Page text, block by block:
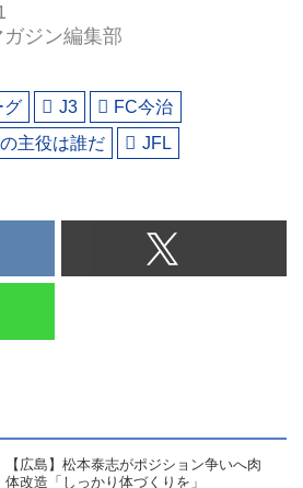
ジン編集部
グ J3
FC今治
主役は誰だ
JFL
【広島】松本泰志がポジション争いへ肉
体改造「しっかり体づくりを」